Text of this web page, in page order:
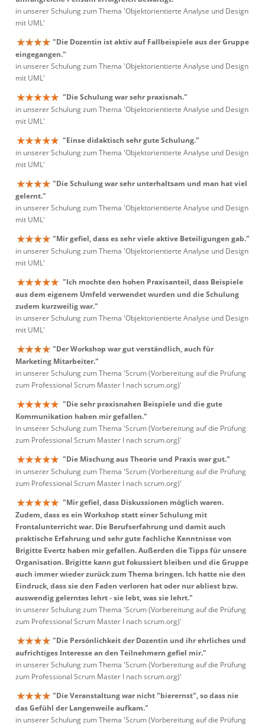
in unserer Schulung zum Thema 'Objektorientierte Analyse und Design
mit UML'
"Die Dozentin ist aktiv auf Fallbeispiele aus der Gruppe
eingegangen."
in unserer Schulung zum Thema 'Objektorientierte Analyse und Design
mit UML'
"Die Schulung war sehr praxisnah."
in unserer Schulung zum Thema 'Objektorientierte Analyse und Design
mit UML'
"Einse didaktisch sehr gute Schulung."
in unserer Schulung zum Thema 'Objektorientierte Analyse und Design
mit UML'
"Die Schulung war sehr unterhaltsam und man hat viel
gelernt."
in unserer Schulung zum Thema 'Objektorientierte Analyse und Design
mit UML'
"Mir gefiel, dass es sehr viele aktive Beteiligungen gab."
in unserer Schulung zum Thema 'Objektorientierte Analyse und Design
mit UML'
"Ich mochte den hohen Praxisanteil, dass Beispiele
aus dem eigenem Umfeld verwendet wurden und die Schulung
zudem kurzweilig war."
in unserer Schulung zum Thema 'Objektorientierte Analyse und Design
mit UML'
"Der Workshop war gut verständlich, auch für
Marketing Mitarbeiter."
in unserer Schulung zum Thema 'Scrum (Vorbereitung auf die Prüfung
zum Professional Scrum Master I nach scrum.org)'
"Die sehr praxisnahen Beispiele und die gute
Kommunikation haben mir gefallen."
in unserer Schulung zum Thema 'Scrum (Vorbereitung auf die Prüfung
zum Professional Scrum Master I nach scrum.org)'
"Die Mischung aus Theorie und Praxis war gut."
in unserer Schulung zum Thema 'Scrum (Vorbereitung auf die Prüfung
zum Professional Scrum Master I nach scrum.org)'
"Mir gefiel, dass Diskussionen möglich waren.
Zudem, dass es ein Workshop statt einer Schulung mit
Frontalunterricht war. Die Berufserfahrung und damit auch
praktische Erfahrung und sehr gute fachliche Kenntnisse von
Brigitte Evertz haben mir gefallen. Außerden die Tipps für unsere
Organisation. Brigitte kann gut fokussiert bleiben und die Gruppe
auch immer wieder zurück zum Thema bringen. Ich hatte nie den
Eindruck, dass sie den Faden verloren hat oder nur abliest bzw.
auswendig gelerntes lehrt - sie lebt, was sie lehrt."
in unserer Schulung zum Thema 'Scrum (Vorbereitung auf die Prüfung
zum Professional Scrum Master I nach scrum.org)'
"Die Persönlichkeit der Dozentin und ihr ehrliches und
aufrichtiges Interesse an den Teilnehmern gefiel mir."
in unserer Schulung zum Thema 'Scrum (Vorbereitung auf die Prüfung
zum Professional Scrum Master I nach scrum.org)'
"Die Veranstaltung war nicht "bierernst", so dass nie
das Gefühl der Langenweile aufkam."
in unserer Schulung zum Thema 'Scrum (Vorbereitung auf die Prüfung